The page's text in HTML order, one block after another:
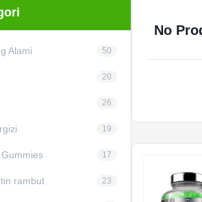
Alami 50
20
26
19
17
rambut 23
No